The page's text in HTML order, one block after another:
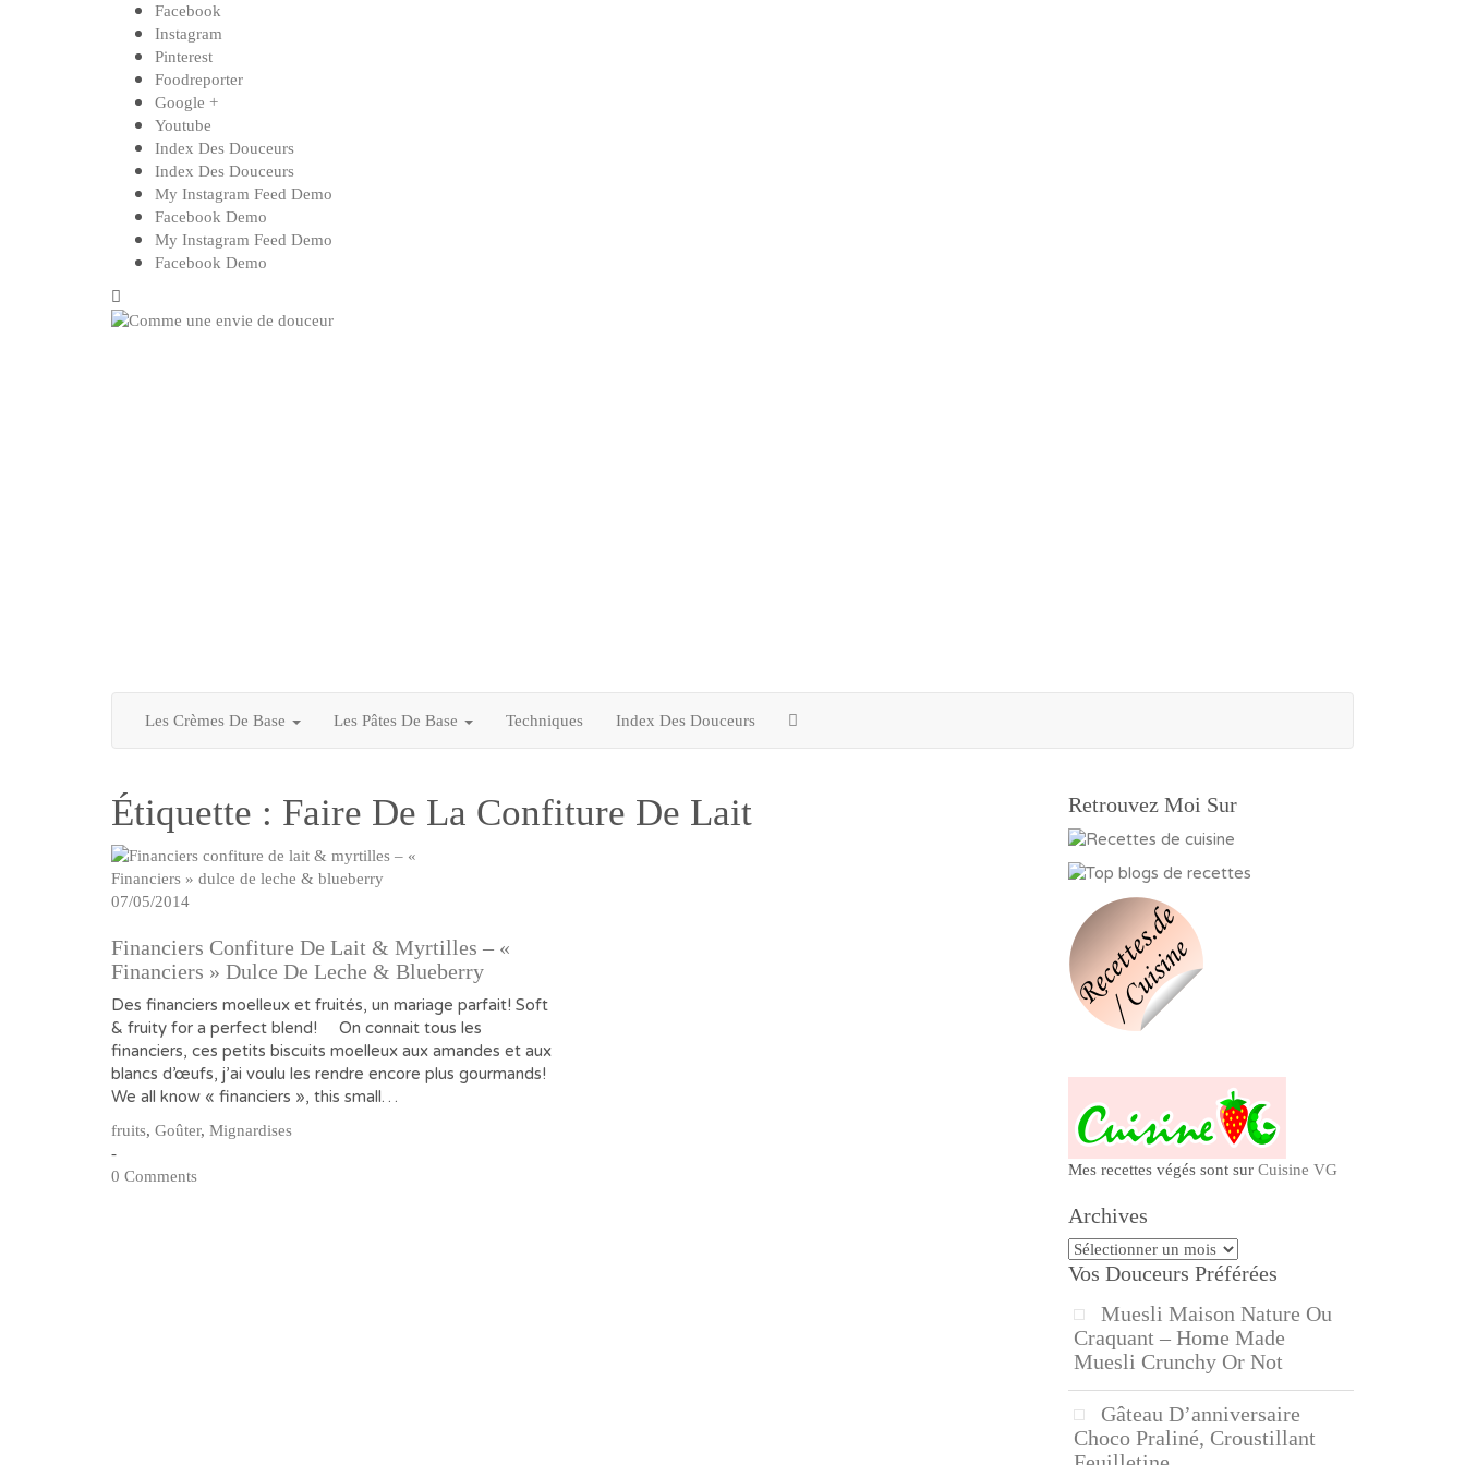
Facebook
Instagram
Pinterest
Foodreporter
Google +
Youtube
Index Des Douceurs
Index Des Douceurs
My Instagram Feed Demo
Facebook Demo
My Instagram Feed Demo
Facebook Demo
Les Crèmes De Base Les Pâtes De Base Techniques Index Des Douceurs
Étiquette : Faire De La Confiture De Lait
07/05/2014
Financiers Confiture De Lait & Myrtilles – «
Financiers » Dulce De Leche & Blueberry
Des financiers moelleux et fruités, un mariage parfait! Soft
& fruity for a perfect blend! On connait tous les
financiers, ces petits biscuits moelleux aux amandes et aux
blancs d’œufs, j’ai voulu les rendre encore plus gourmands!
We all know « financiers », this small…
fruits, Goûter, Mignardises
-
0 Comments
Retrouvez Moi Sur
Mes recettes végés sont sur Cuisine VG
Archives
Archives
Vos Douceurs Préférées
Muesli Maison Nature Ou
Craquant – Home Made
Muesli Crunchy Or Not
Gâteau D’anniversaire
Choco Praliné, Croustillant